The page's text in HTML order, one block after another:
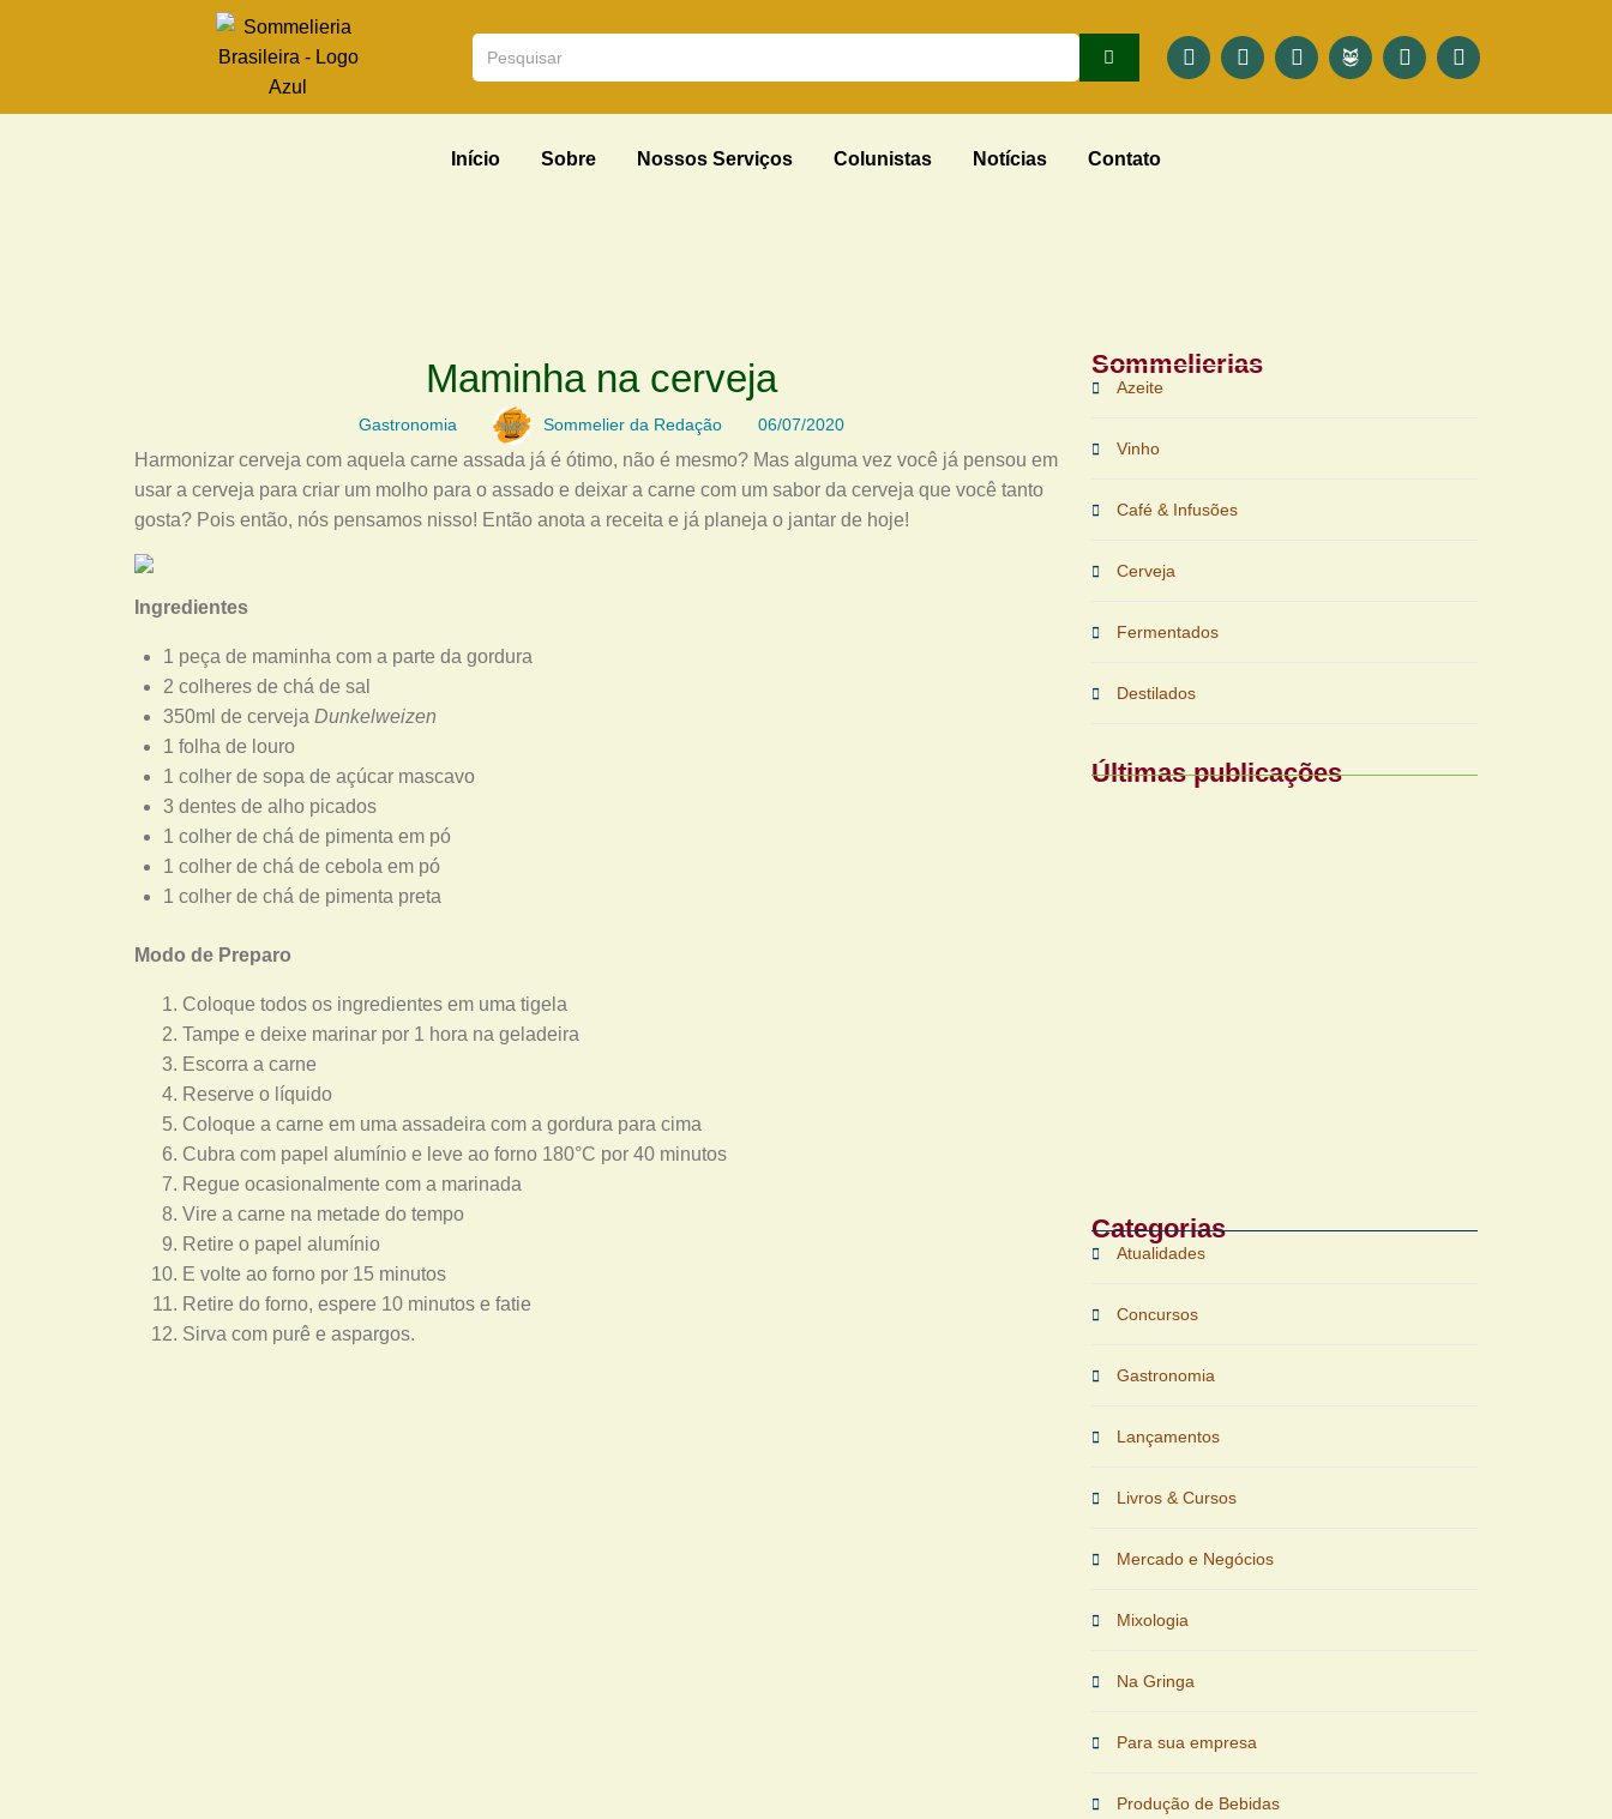
Início Sobre Nossos Serviços Colunistas Notícias Contato
Maminha na cerveja
Gastronomia Sommelier da Redação 06/07/2020
Harmonizar cerveja com aquela carne assada já é ótimo, não é mesmo? Mas alguma vez você já pensou em
usar a cerveja para criar um molho para o assado e deixar a carne com um sabor da cerveja que você tanto
gosta? Pois então, nós pensamos nisso! Então anota a receita e já planeja o jantar de hoje!
Ingredientes
1 peça de maminha com a parte da gordura
2 colheres de chá de sal
350ml de cerveja Dunkelweizen
1 folha de louro
1 colher de sopa de açúcar mascavo
3 dentes de alho picados
1 colher de chá de pimenta em pó
1 colher de chá de cebola em pó
1 colher de chá de pimenta preta
Modo de Preparo
Coloque todos os ingredientes em uma tigela
Tampe e deixe marinar por 1 hora na geladeira
Escorra a carne
Reserve o líquido
Coloque a carne em uma assadeira com a gordura para cima
Cubra com papel alumínio e leve ao forno 180°C por 40 minutos
Regue ocasionalmente com a marinada
Vire a carne na metade do tempo
Retire o papel alumínio
E volte ao forno por 15 minutos
Retire do forno, espere 10 minutos e fatie
Sirva com purê e aspargos.
Sommelierias
Azeite
Vinho
Café & Infusões
Cerveja
Fermentados
Destilados
Últimas publicações
Categorias
Atualidades
Concursos
Gastronomia
Lançamentos
Livros & Cursos
Mercado e Negócios
Mixologia
Na Gringa
Para sua empresa
Produção de Bebidas